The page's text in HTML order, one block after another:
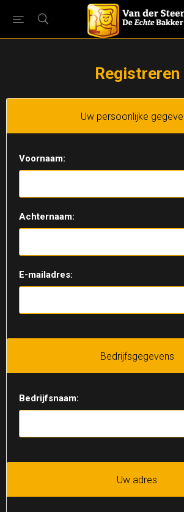
Registreren
Uw persoonlijke
Voornaam:
Achternaam:
E-mailadres:
Bedrijfsgegevens
Bedrijfsnaam:
Uw adres